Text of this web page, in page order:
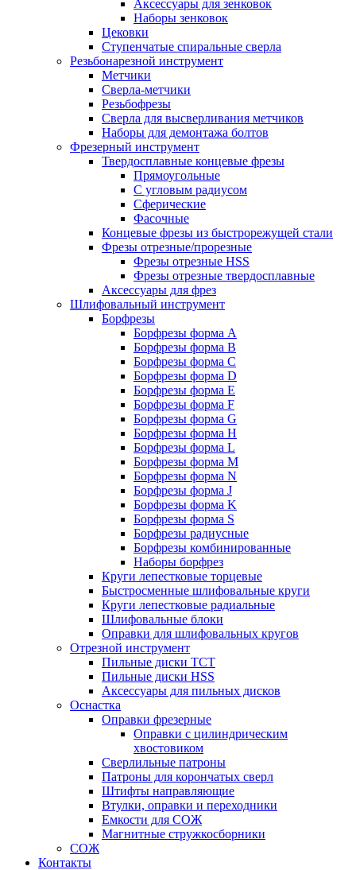
Аксессуары для зенковок
Наборы зенковок
Цековки
Ступенчатые спиральные сверла
Резьбонарезной инструмент
Метчики
Сверла-метчики
Резьбофрезы
Сверла для высверливания метчиков
Наборы для демонтажа болтов
Фрезерный инструмент
Твердосплавные концевые фрезы
Прямоугольные
С угловым радиусом
Сферические
Фасочные
Концевые фрезы из быстрорежущей стали
Фрезы отрезные/прорезные
Фрезы отрезные HSS
Фрезы отрезные твердосплавные
Аксессуары для фрез
Шлифовальный инструмент
Борфрезы
Борфрезы форма A
Борфрезы форма B
Борфрезы форма C
Борфрезы форма D
Борфрезы форма E
Борфрезы форма F
Борфрезы форма G
Борфрезы форма H
Борфрезы форма L
Борфрезы форма M
Борфрезы форма N
Борфрезы форма J
Борфрезы форма K
Борфрезы форма S
Борфрезы радиусные
Борфрезы комбинированные
Наборы борфрез
Круги лепестковые торцевые
Быстросменные шлифовальные круги
Круги лепестковые радиальные
Шлифовальные блоки
Оправки для шлифовальных кругов
Отрезной инструмент
Пильные диски ТСТ
Пильные диски HSS
Аксессуары для пильных дисков
Оснастка
Оправки фрезерные
Оправки с цилиндрическим
хвостовиком
Сверлильные патроны
Патроны для корончатых сверл
Штифты направляющие
Втулки, оправки и переходники
Емкости для СОЖ
Магнитные стружкосборники
СОЖ
Контакты